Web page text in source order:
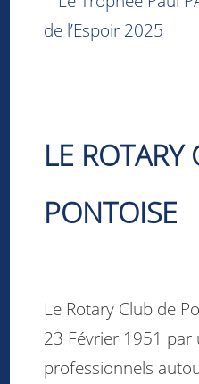
LE ROTARY
PONTOISE
Le Rotary Club de
23 Février 1951
professionnels